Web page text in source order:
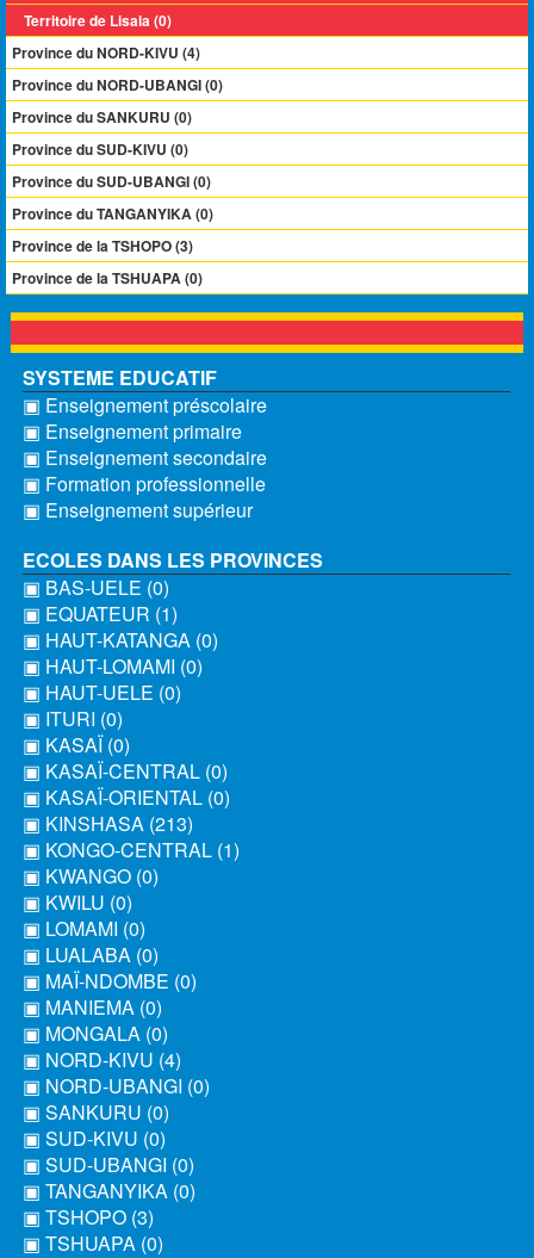
Territoire de Lisala (0)
Province du NORD-KIVU (4)
Province du NORD-UBANGI (0)
Province du SANKURU (0)
Province du SUD-KIVU (0)
Province du SUD-UBANGI (0)
Province du TANGANYIKA (0)
Province de la TSHOPO (3)
Province de la TSHUAPA (0)
SYSTEME EDUCATIF
▣ Enseignement préscolaire
▣ Enseignement primaire
▣ Enseignement secondaire
▣ Formation professionnelle
▣ Enseignement supérieur
ECOLES DANS LES PROVINCES
▣ BAS-UELE (0)
▣ EQUATEUR (1)
▣ HAUT-KATANGA (0)
▣ HAUT-LOMAMI (0)
▣ HAUT-UELE (0)
▣ ITURI (0)
▣ KASAÏ (0)
▣ KASAÏ-CENTRAL (0)
▣ KASAÏ-ORIENTAL (0)
▣ KINSHASA (213)
▣ KONGO-CENTRAL (1)
▣ KWANGO (0)
▣ KWILU (0)
▣ LOMAMI (0)
▣ LUALABA (0)
▣ MAÏ-NDOMBE (0)
▣ MANIEMA (0)
▣ MONGALA (0)
▣ NORD-KIVU (4)
▣ NORD-UBANGI (0)
▣ SANKURU (0)
▣ SUD-KIVU (0)
▣ SUD-UBANGI (0)
▣ TANGANYIKA (0)
▣ TSHOPO (3)
▣ TSHUAPA (0)